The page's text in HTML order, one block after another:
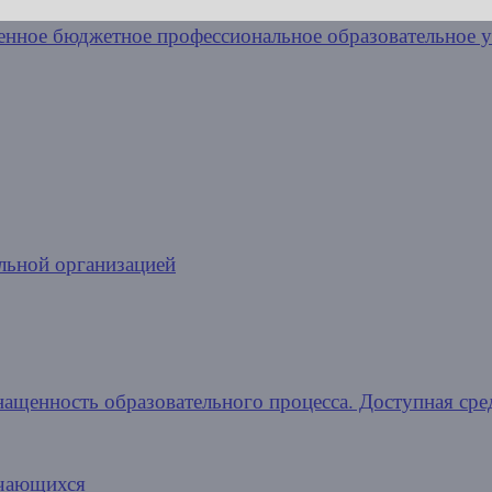
организацией
образовательного процесса. Доступная